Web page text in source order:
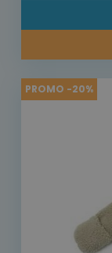
PROMO -20%